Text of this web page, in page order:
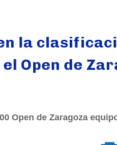
la
Open de